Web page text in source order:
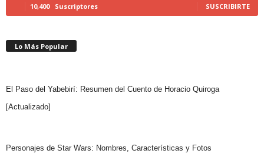
10,400 Suscriptores SUSCRIBIRTE
Lo Más Popular
El Paso del Yabebirí: Resumen del Cuento de Horacio Quiroga
[Actualizado]
Personajes de Star Wars: Nombres, Características y Fotos